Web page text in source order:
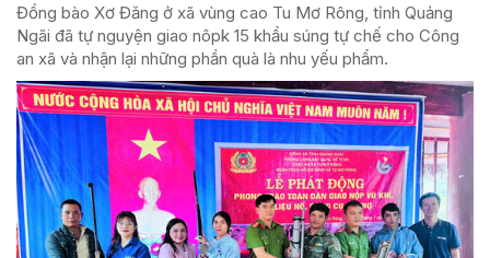
Đồng bào Xơ Đăng ở xã vùng cao Tu Mơ Rông, tỉnh Quảng
Ngãi đã tự nguyện giao nôpk 15 khẩu súng tự chế cho Công
an xã và nhận lại những phần quà là nhu yếu phẩm.